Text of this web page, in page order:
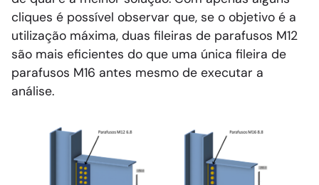
cliques é possível observar que, se o objetivo é a
utilização máxima, duas fileiras de parafusos M12
são mais eficientes do que uma única fileira de
parafusos M16 antes mesmo de executar a
análise.